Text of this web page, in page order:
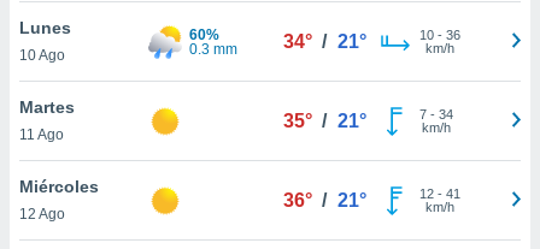
Lunes
10 Ago
60%
0.3 mm
34° / 21° 10- 36
km/h
Martes
11 Ago
35° / 21° 7- 34
km/h
Miércoles
12 Ago
36° / 21° 12- 41
km/h